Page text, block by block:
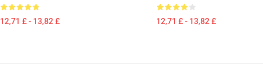
12,71 £ - 13,82 £ 12,71 £ - 13,82 £